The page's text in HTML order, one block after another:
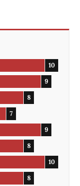
10
9
8
7
9
8
10
8